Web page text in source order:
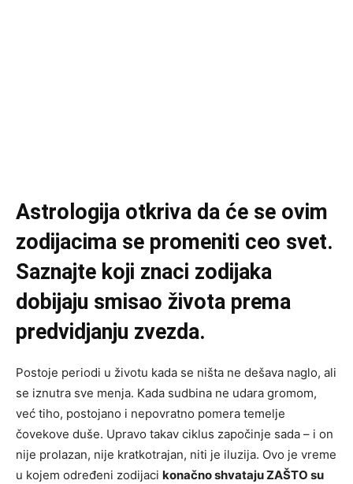
Astrologija otkriva da će se ovim
zodijacima se promeniti ceo svet.
Saznajte koji znaci zodijaka
dobijaju smisao života prema
predvidjanju zvezda.
Postoje periodi u životu kada se ništa ne dešava naglo, ali
se iznutra sve menja. Kada sudbina ne udara gromom,
već tiho, postojano i nepovratno pomera temelje
čovekove duše. Upravo takav ciklus započinje sada – i on
nije prolazan, nije kratkotrajan, niti je iluzija. Ovo je vreme
u kojem određeni zodijaci konačno shvataju ZAŠTO su